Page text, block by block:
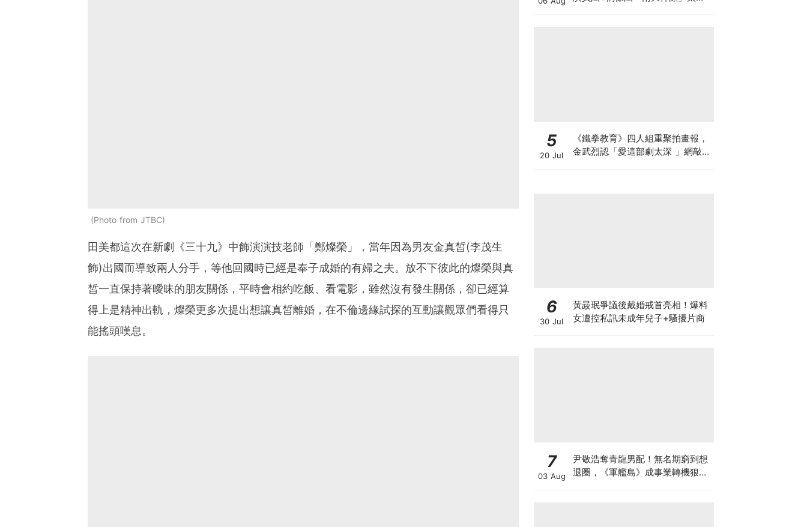
Photo from JTBC
田美都這次在新劇《三十九》中飾演演技老師「鄭燦榮」，當年因為男友金真皙(李茂生
飾)出國而導致兩人分手，等他回國時已經是奉子成婚的有婦之夫。放不下彼此的燦榮與真
皙一直保持著曖昧的朋友關係，平時會相約吃飯、看電影，雖然沒有發生關係，卻已經算
得上是精神出軌，燦榮更多次提出想讓真皙離婚，在不倫邊緣試探的互動讓觀眾們看得只
能搖頭嘆息。
5
20 Jul
《鐵拳教育》四人組重聚拍畫報，
金武烈認「愛這部劇太深 」網敲：
6
30 Jul
黃晸珉爭議後戴婚戒首亮相！爆料
女遭控私訊未成年兒子+騷擾片商
7
03 Aug
尹敬浩奪青龍男配！無名期窮到想
退圈，《軍艦島》成事業轉機狠甩